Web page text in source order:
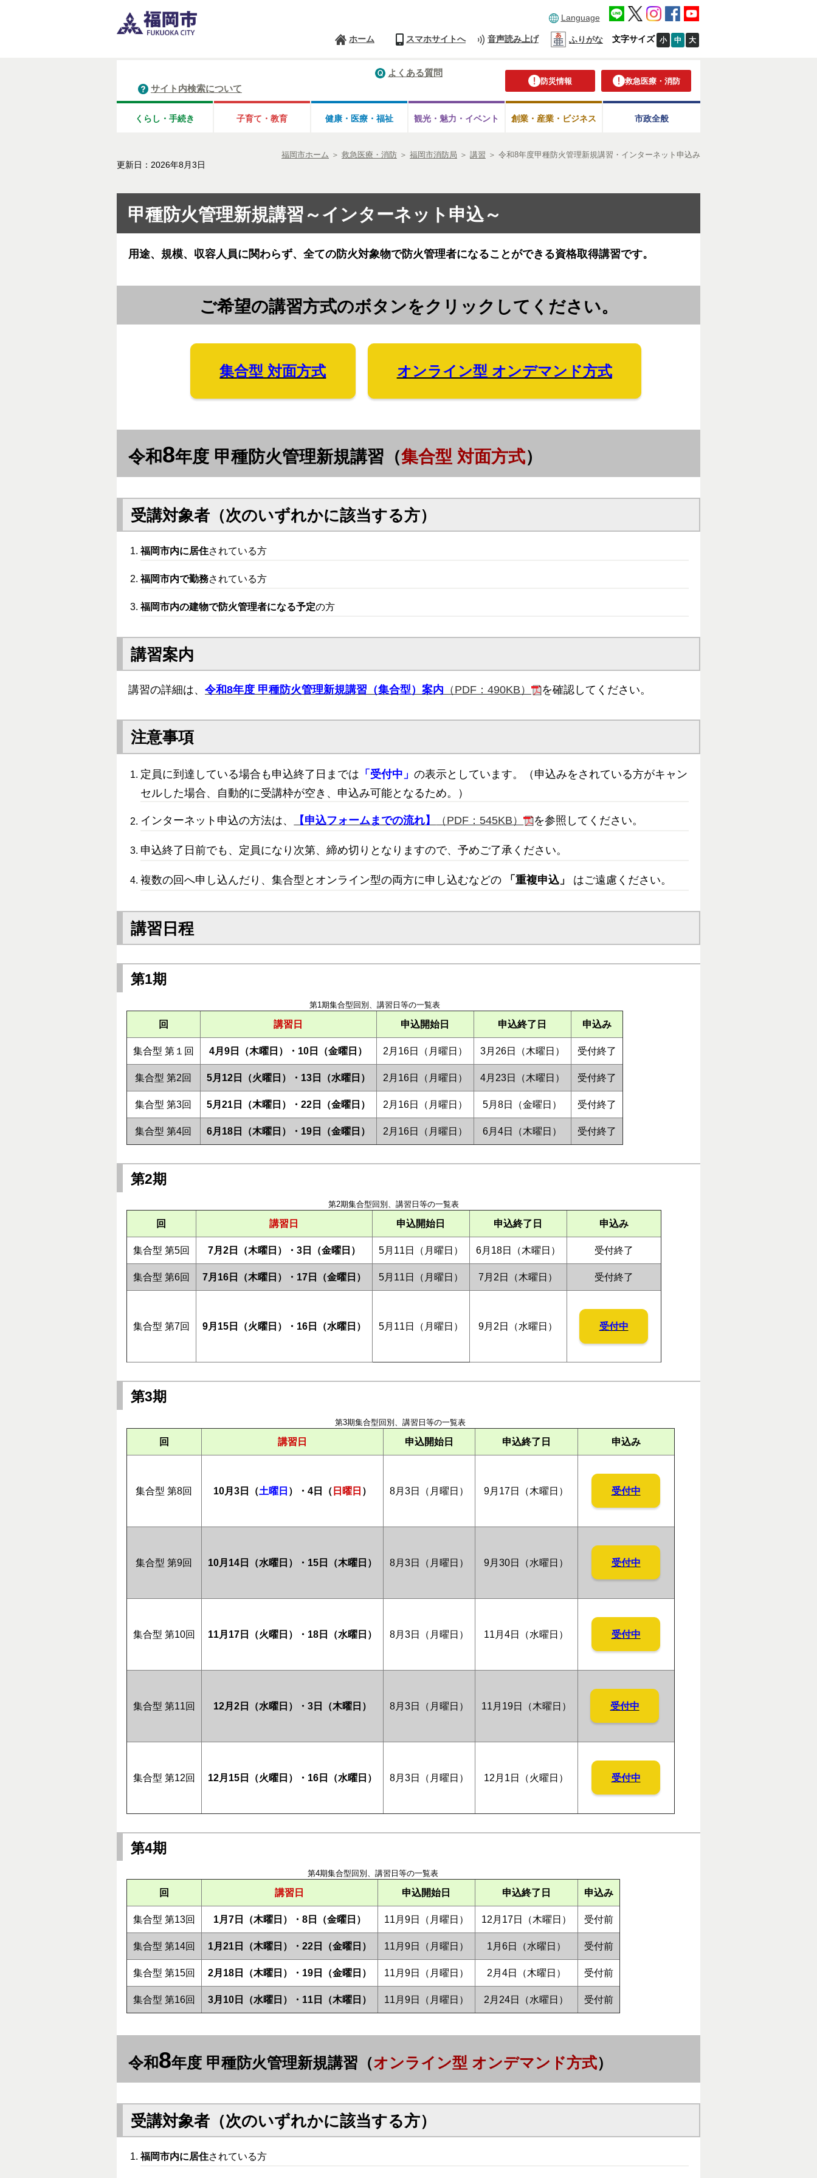
Language
ホーム スマホサイトへ 音声読み上げ ふりがな 文字サイズ 小 中 大
防災情報 救急医療・消防
よくある質問
サイト内検索について
くらし・手続き 子育て・教育 健康・医療・ 福祉 観光・魅力・ イベント 創業・産業・ビジネス 市政全般
福岡市ホーム ＞ 救急医療・消防 ＞ 福岡市消防局 ＞ 講習 ＞ 令和8年度甲種防火管理新規講習・インターネット申込み
更新日：2026年8月3日
甲種防火管理新規講習～インターネット申込～
用途、規模、収容人員に関わらず、全ての防火対象物で防火管理者になることができる資格取得講習です。
ご希望の講習方式のボタンをクリックしてください。
集合型 対面方式 オンライン型 オンデマンド方式
令和8年度 甲種防火管理新規講習（集合型 対面方式）
受講対象者（次のいずれかに該当する方）
福岡市内に居住されている方
福岡市内で勤務されている方
福岡市内の建物で防火管理者になる予定の方
講習案内
講習の詳細は、令和8年度 甲種防火管理新規講習（集合型）案内 （PDF：490KB） を確認してください。
注意事項
定員に到達している場合も申込終了日までは 「受付中」の表示としています。（申込みをされている方がキャン
セルした場合、自動的に受講枠が空き、申込み可能となるため。）
インターネット申込の方法は、 【申込フォームまでの流れ】 （PDF：545KB） を参照してください。
申込終了日前でも、定員になり次第、締め切りとなりますので、予めご了承ください。
複数の回へ申し込んだり、集合型とオンライン型の両方に申し込むなどの 「重複申込」 はご遠慮ください。
講習日程
第1期
第1期集合型回別、講習日等の一覧表
回 講習日 申込開始日 申込終了日 申込み
集合型 第１回 4月9日（木曜日）・10日（金曜日） 2月16日（月曜日） 3月26日（木曜日） 受付終了
集合型 第2回 5月12日（火曜日）・13日（水曜日） 2月16日（月曜日） 4月23日（木曜日） 受付終了
集合型 第3回 5月21日（木曜日）・22日（金曜日） 2月16日（月曜日） 5月8日（金曜日） 受付終了
集合型 第4回 6月18日（木曜日）・19日（金曜日） 2月16日（月曜日） 6月4日（木曜日） 受付終了
第2期
第2期集合型回別、講習日等の一覧表
回 講習日 申込開始日 申込終了日 申込み
集合型 第5回 7月2日（木曜日）・3日（金曜日） 5月11日（月曜日） 6月18日（木曜日） 受付終了
集合型 第6回 7月16日（木曜日）・17日（金曜日） 5月11日（月曜日） 7月2日（木曜日） 受付終了
集合型 第7回 9月15日（火曜日）・16日（水曜日） 5月11日（月曜日） 9月2日（水曜日） 受付中
第3期
第3期集合型回別、講習日等の一覧表
回 講習日 申込開始日 申込終了日 申込み
集合型 第8回 10月3日（土曜日 ）・4日（ 日曜日 ） 8月3日（月曜日） 9月17日（木曜日） 受付中
集合型 第9回 10月14日（水曜日）・15日（木曜日） 8月3日（月曜日） 9月30日（水曜日） 受付中
集合型 第10回 11月17日（火曜日）・18日（水曜日） 8月3日（月曜日） 11月4日（水曜日） 受付中
集合型 第11回 12月2日（水曜日）・3日（木曜日） 8月3日（月曜日） 11月19日（木曜日） 受付中
集合型 第12回 12月15日（火曜日）・16日（水曜日） 8月3日（月曜日） 12月1日（火曜日） 受付中
第4期
第4期集合型回別、講習日等の一覧表
回 講習日 申込開始日 申込終了日 申込み
集合型 第13回 1月7日（木曜日）・8日（金曜日） 11月9日（月曜日） 12月17日（木曜日） 受付前
集合型 第14回 1月21日（木曜日）・22日（金曜日） 11月9日（月曜日） 1月6日（水曜日） 受付前
集合型 第15回 2月18日（木曜日）・19日（金曜日） 11月9日（月曜日） 2月4日（木曜日） 受付前
集合型 第16回 3月10日（水曜日）・11日（木曜日） 11月9日（月曜日） 2月24日（水曜日） 受付前
令和8年度 甲種防火管理新規講習（オンライン型 オンデマンド方式）
受講対象者（次のいずれかに該当する方）
福岡市内に居住されている方